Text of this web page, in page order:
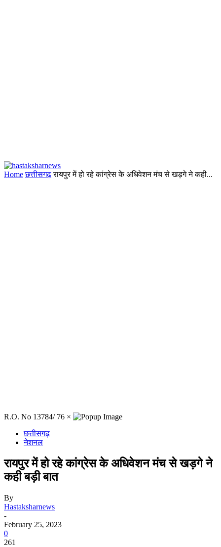
Home छत्तीसगढ़ रायपुर में हो रहे कांग्रेस के अधिवेशन मंच से खड़गे ने कही...
R.O. No 13784/ 76 ×
छत्तीसगढ़
नेशनल
रायपुर में हो रहे कांग्रेस के अधिवेशन मंच से खड़गे ने
कही बड़ी बात
By
Hastaksharnews
-
February 25, 2023
0
261